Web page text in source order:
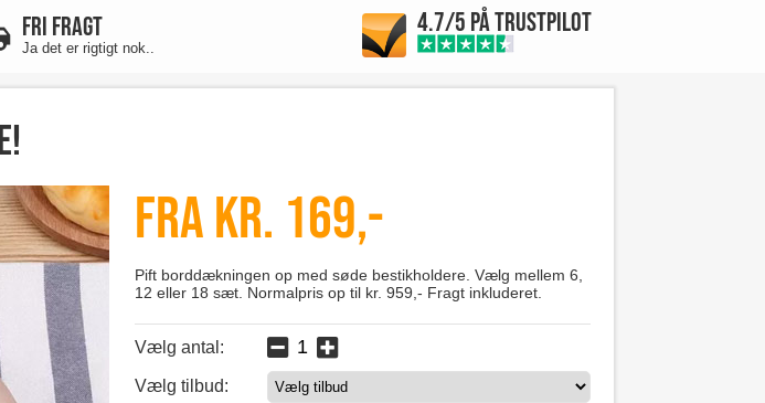
FRI FRAGT
Ja det er rigtigt nok..
4.7/5 PÅ TRUSTPILOT
Fra kr. 169,-
Pift borddækningen op med søde bestikholdere. Vælg mellem 6,
12 eller 18 sæt. Normalpris op til kr. 959,- Fragt inkluderet.
Vælg antal:
Vælg tilbud: